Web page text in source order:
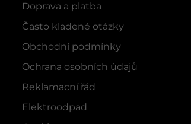
Doprava a platba
Často kladené otázky
Obchodní podmínky
Ochrana osobních údajů
Reklamacní řád
Elektroodpad